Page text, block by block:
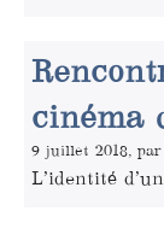
cinéma
9 juillet 2018,
L’identité